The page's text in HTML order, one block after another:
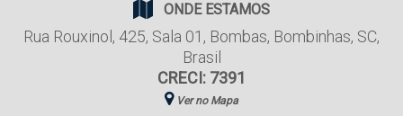
ONDE ESTAMOS
Rua Rouxinol , 425, Sala 01 , Bombas, Bombinhas, SC,
Brasil
CRECI: 7391
Ver no Mapa